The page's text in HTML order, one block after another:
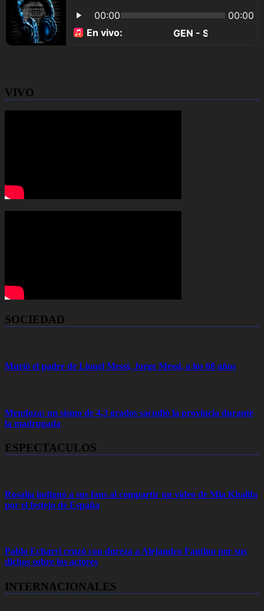
VIVO
SOCIEDAD
Murió el padre de Lionel Messi, Jorge Messi, a los 68 años
Mendoza: un sismo de 4,3 grados sacudió la provincia durante
la madrugada
ESPECTACULOS
Rosalía indignó a sus fans al compartir un video de Mia Khalifa
por el festejo de España
Pablo Echarri cruzó con dureza a Alejandro Fantino por sus
dichos sobre los actores
INTERNACIONALES